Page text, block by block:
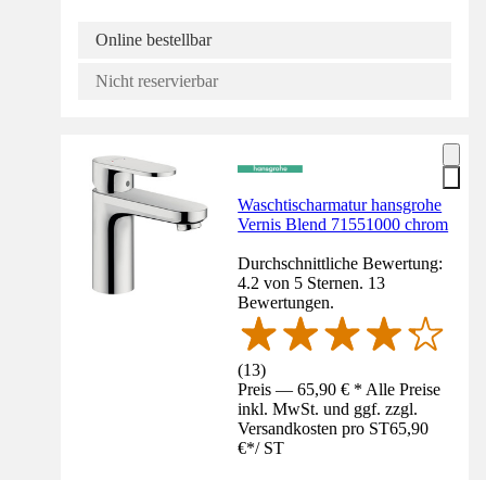
Online bestellbar
Nicht reservierbar
Waschtischarmatur hansgrohe
Vernis Blend 71551000 chrom
Durchschnittliche Bewertung:
4.2 von 5 Sternen. 13
Bewertungen.
(13)
Preis — 65,90 € * Alle Preise
inkl. MwSt. und ggf. zzgl.
Versandkosten pro ST65,90
€*/ ST